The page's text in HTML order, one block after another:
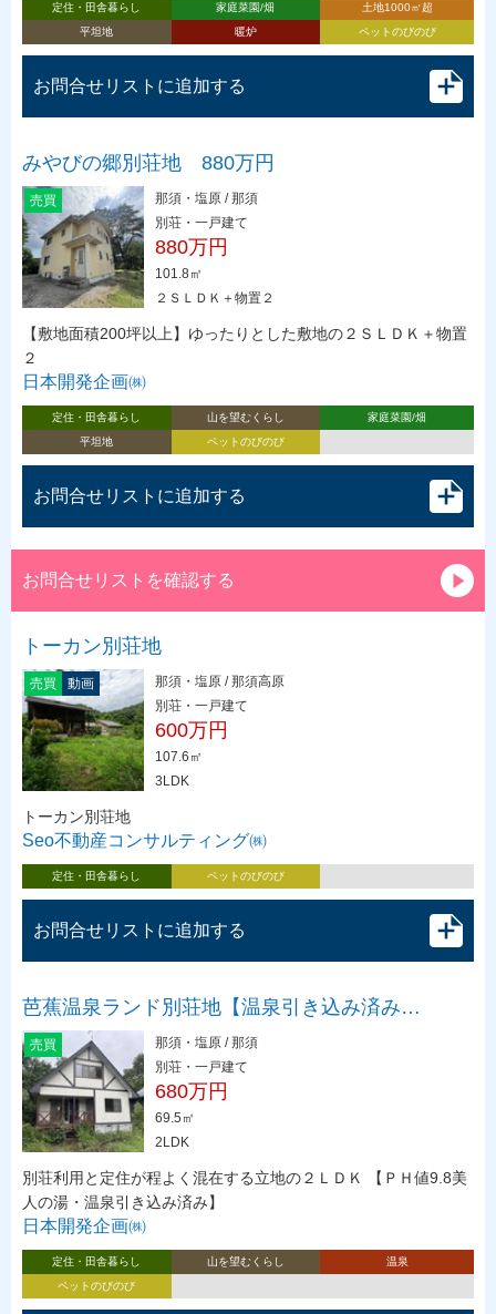
定住・田舎暮らし 家庭菜園/畑
土地1000㎡超
平坦地
暖炉 ペットのびのび
お問合せリストに追加する
みやびの郷別荘地 880万円
売買
那須・塩原 / 那須
別荘・一戸建て
880万円
101.8㎡
２ＳＬＤＫ＋物置２
【敷地面積200坪以上】ゆったりとした敷地の２ＳＬＤＫ＋物置
２
日本開発企画㈱
定住・田舎暮らし 山を望むくらし
家庭菜園/畑
平坦地
ペットのびのび
お問合せリストに追加する
お問合せリストを確認する
トーカン別荘地
売買 動画
那須・塩原 / 那須高原
別荘・一戸建て
600万円
107.6㎡
3LDK
トーカン別荘地
Seo不動産コンサルティング㈱
定住・田舎暮らし ペットのびのび
お問合せリストに追加する
芭蕉温泉ランド別荘地【温泉引き込み済み…
売買
那須・塩原 / 那須
別荘・一戸建て
680万円
69.5㎡
2LDK
別荘利用と定住が程よく混在する立地の２ＬＤＫ 【ＰＨ値9.8美
人の湯・温泉引き込み済み】
日本開発企画㈱
定住・田舎暮らし 山を望むくらし
温泉
ペットのびのび